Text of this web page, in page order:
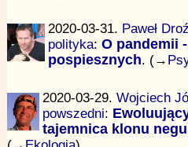
2020-03-31. Paweł
polityka: O pandemii
pospiesznych. (→
2020-03-29. Wojciech
powszedni:
tajemnica klonu